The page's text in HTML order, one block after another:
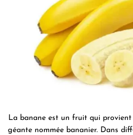
La banane est un fruit qui provient
géante nommée bananier. Dans